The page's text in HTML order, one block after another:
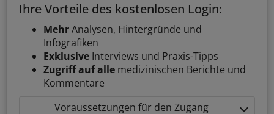
Ihre Vorteile des kostenlosen Login:
MehrAnalysen, Hintergründe und
Infografiken
Exklusive Interviews und Praxis-Tipps
Zugriff auf alle medizinischen Berichte und
Kommentare
Voraussetzungen für den Zugang